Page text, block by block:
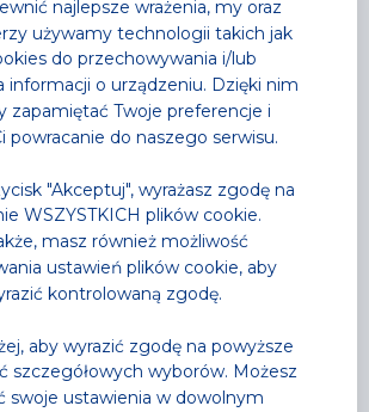
Wodny
na którą
czekali
tego lata już za moment
Przeczytaj
najlepsze wrażenia, my oraz
używamy technologii takich jak
do przechowywania i/lub
informacji o urządzeniu. Dzięki nim
zapamiętać Twoje preferencje i
powracanie do naszego serwisu.
"Akceptuj", wyrażasz zgodę na
WSZYSTKICH plików cookie.
masz również możliwość
ustawień plików cookie, aby
kontrolowaną zgodę.
aby wyrazić zgodę na powyższe
szczegółowych wyborów. Możesz
swoje ustawienia w dowolnym